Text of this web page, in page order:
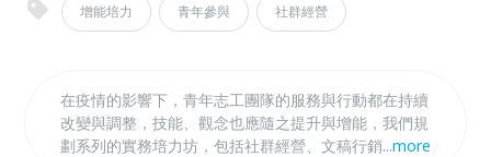
增能培力 青年參與 社群經營
在疫情的影響下，青年志工團隊的服務與行動都在持續
改變與調整，技能、觀念也應隨之提升與增能，我們規
劃系列的實務培力坊，包括社群經營、文稿行銷及攝影
...more